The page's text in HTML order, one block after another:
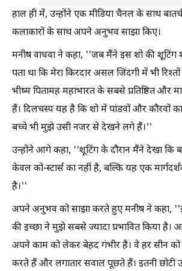
हाल ही में, उन्होंने एक मीडिया चैनल के साथ
कलाकारों के साथ अपने अनुभव साझा किए।
मनीष वाधवा ने कहा, ''जब मैंने इस शो की शूटिंग
पता था कि मेरा किरदार असल जिंदगी में भी रिश्तों
भीष्म पितामह महाभारत के सबसे प्रतिष्ठित और
हैं। दिलचस्प यह है कि शो में पांडवों और कौरवों
बच्चे भी मुझे उसी नजर से देखने लगे हैं।''
उन्होंने आगे कहा, ''शूटिंग के दौरान मैंने देखा कि
केवल को-स्टार्स का नहीं है, बल्कि यह एक
है।''
अपने अनुभव को साझा करते हुए मनीष ने कहा,
की इच्छा ने मुझे सबसे ज्यादा प्रभावित किया है।
अपने काम को लेकर बेहद गंभीर है। वे हर सीन
करते हैं और लगातार सवाल पूछते हैं। इतनी छोटी